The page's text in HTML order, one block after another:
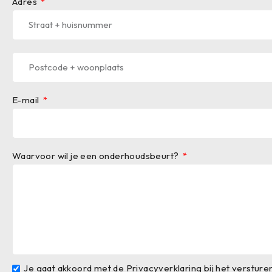
E-mail
Waarvoor wil je een onderhoudsbeurt?
Je gaat akkoord met de Privacyverklaring bij het